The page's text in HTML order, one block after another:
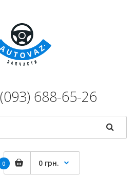
(093) 688-65-26
0 0 грн.